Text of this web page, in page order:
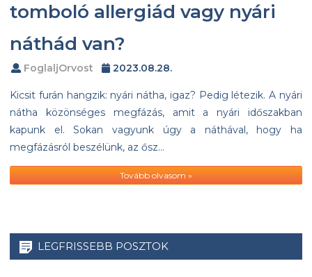
tomboló allergiád vagy nyári
náthád van?
FoglaljOrvost 2023.08.28.
Kicsit furán hangzik: nyári nátha, igaz? Pedig létezik. A nyári
nátha közönséges megfázás, amit a nyári időszakban
kapunk el. Sokan vagyunk úgy a náthával, hogy ha
megfázásról beszélünk, az ősz…
Tovább olvasom »
LEGFRISSEBB POSZTOK